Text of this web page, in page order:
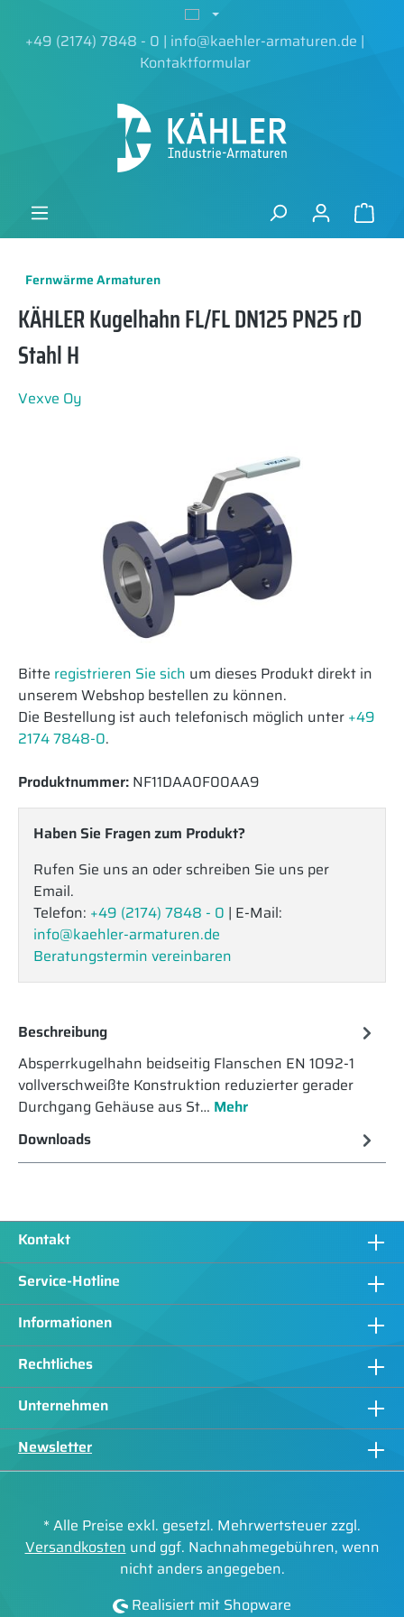
+49 (2174) 7848 - 0 | info@kaehler-armaturen.de |
Kontaktformular
Fernwärme Armaturen
KÄHLER Kugelhahn FL/FL DN125 PN25 rD
Stahl H
Vexve Oy
Bitte registrieren Sie sich um dieses Produkt direkt in
unserem Webshop bestellen zu können.
Die Bestellung ist auch telefonisch möglich unter +49
2174 7848-0.
Produktnummer: NF11DAA0F00AA9
Haben Sie Fragen zum Produkt?
Rufen Sie uns an oder schreiben Sie uns per
Email.
Telefon: +49 (2174) 7848 - 0 | E-Mail:
info@kaehler-armaturen.de
Beratungstermin vereinbaren
Beschreibung
Absperrkugelhahn beidseitig Flanschen EN 1092-1
vollverschweißte Konstruktion reduzierter gerader
Durchgang Gehäuse aus St… Mehr
Downloads
Kontakt
Service-Hotline
Informationen
Rechtliches
Unternehmen
Newsletter
* Alle Preise exkl. gesetzl. Mehrwertsteuer zzgl.
Versandkostenund ggf. Nachnahmegebühren, wenn
nicht anders angegeben.
Realisiert mit Shopware